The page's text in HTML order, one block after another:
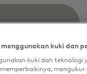
kuki dan
kuki dan teknologi